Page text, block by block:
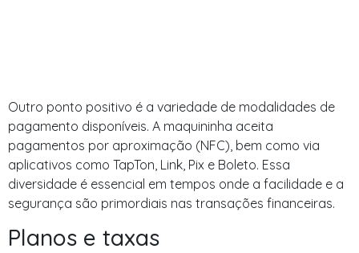
Outro ponto positivo é a variedade de modalidades de
pagamento disponíveis. A maquininha aceita
pagamentos por aproximação (NFC), bem como via
aplicativos como TapTon, Link, Pix e Boleto. Essa
diversidade é essencial em tempos onde a facilidade e a
segurança são primordiais nas transações financeiras.
Planos e taxas